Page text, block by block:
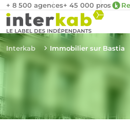
+ 8 500 agences+ 45 000 pros
Interkab Immobilier sur Bastia